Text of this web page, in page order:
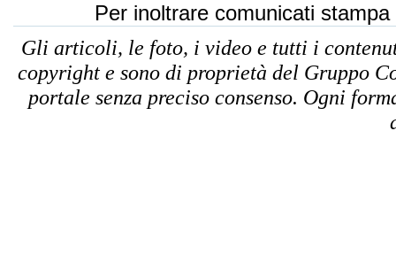
Per inoltrare comunicati
Gli articoli, le foto, i video e tutti i
copyright e sono di proprietà del Gruppo
portale senza preciso consenso. Ogni